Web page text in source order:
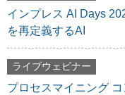
インプレス AI Days
を再定義するAI
ライブウェビナー
プロセスマイニング